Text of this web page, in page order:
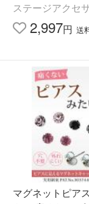
ステージアクセ
2,997円 送
マグネットピア